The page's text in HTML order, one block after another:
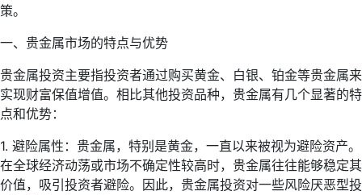
策。
一、贵金属市场的特点与优势
贵金属投资主要指投资者通过购买黄金、白银、铂金等贵金属来
实现财富保值增值。相比其他投资品种，贵金属有几个显著的特
点和优势：
1. 避险属性：贵金属，特别是黄金，一直以来被视为避险资产。
在全球经济动荡或市场不确定性较高时，贵金属往往能够稳定其
价值，吸引投资者避险。因此，贵金属投资对一些风险厌恶型投